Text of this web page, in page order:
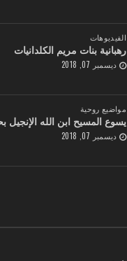
الفيديوهات
رهبانية بنات مريم الكلدانيات
ديسمبر 07, 2018
مواضيع روحية
يسوع المسيح ابن الله
ديسمبر 07, 2018